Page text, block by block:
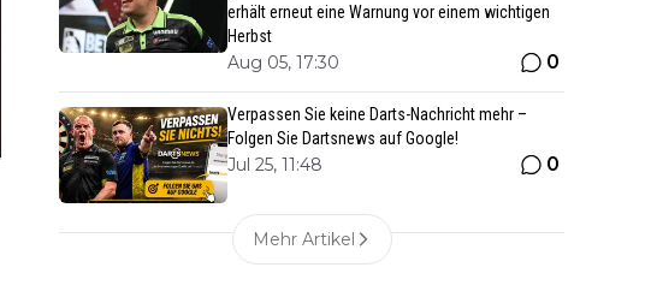
erhält erneut eine Warnung vor einem wichtigen
Herbst
Aug 05, 17:30 0
Verpassen Sie keine Darts-Nachricht mehr –
Folgen Sie Dartsnews auf Google!
Jul 25, 11:48 0
Mehr Artikel